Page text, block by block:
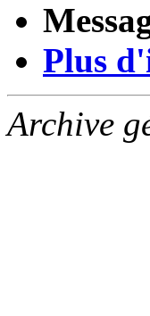
Plus
Archive